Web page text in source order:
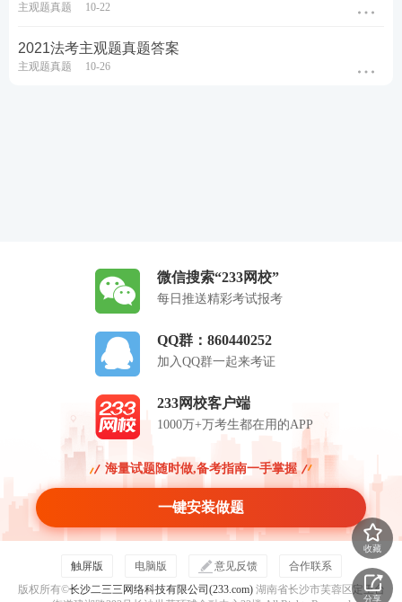
主观题真题 10-22
2021法考主观题真题答案
主观题真题 10-26
微信搜索“233网校”
每日推送精彩考试报考
QQ群：860440252
加入QQ群一起来考证
233网校客户端
1000万+万考生都在用的APP
海量试题随时做,备考指南一手掌握
一键安装做题
触屏版 电脑版 意见反馈
合作联系
版权所有©长沙二三三网络科技有限公司(233.com)湖南省长沙市芙蓉区定王台
收藏
分享